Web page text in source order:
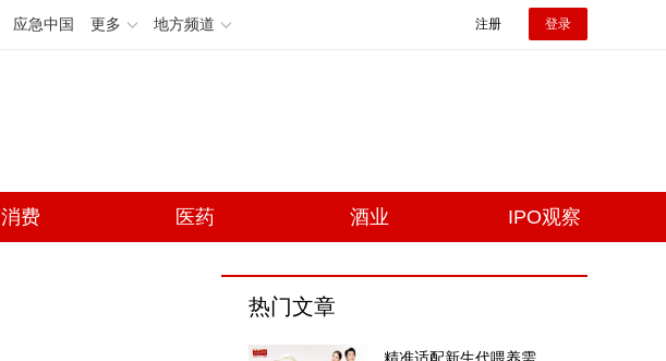
应急中国 更多 地方频道 注册 登录
消费 医药 酒业 IPO观察
热门文章